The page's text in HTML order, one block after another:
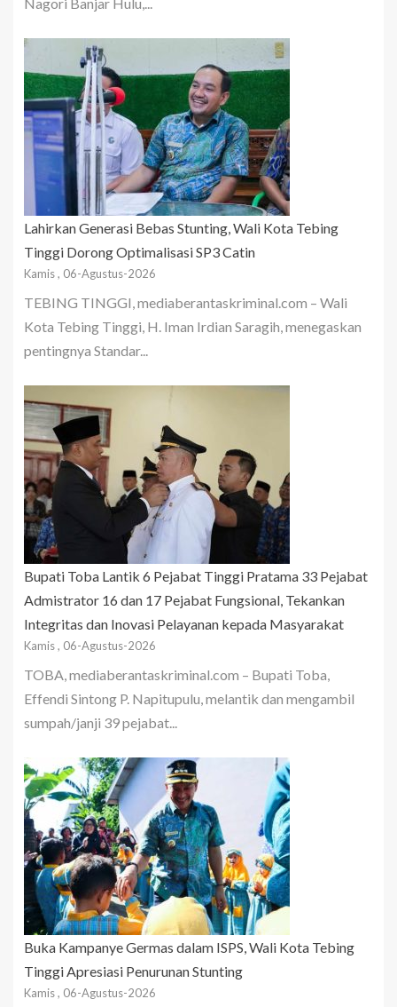
Lahirkan Generasi Bebas Stunting, Wali Kota Tebing
Tinggi Dorong Optimalisasi SP3 Catin
Kamis , 06-Agustus-2026
TEBING TINGGI, mediaberantaskriminal.com – Wali
Kota Tebing Tinggi, H. Iman Irdian Saragih, menegaskan
pentingnya Standar...
Bupati Toba Lantik 6 Pejabat Tinggi Pratama 33 Pejabat
Admistrator 16 dan 17 Pejabat Fungsional, Tekankan
Integritas dan Inovasi Pelayanan kepada Masyarakat
Kamis , 06-Agustus-2026
TOBA, mediaberantaskriminal.com – Bupati Toba,
Effendi Sintong P. Napitupulu, melantik dan mengambil
sumpah/janji 39 pejabat...
Buka Kampanye Germas dalam ISPS, Wali Kota Tebing
Tinggi Apresiasi Penurunan Stunting
Kamis , 06-Agustus-2026